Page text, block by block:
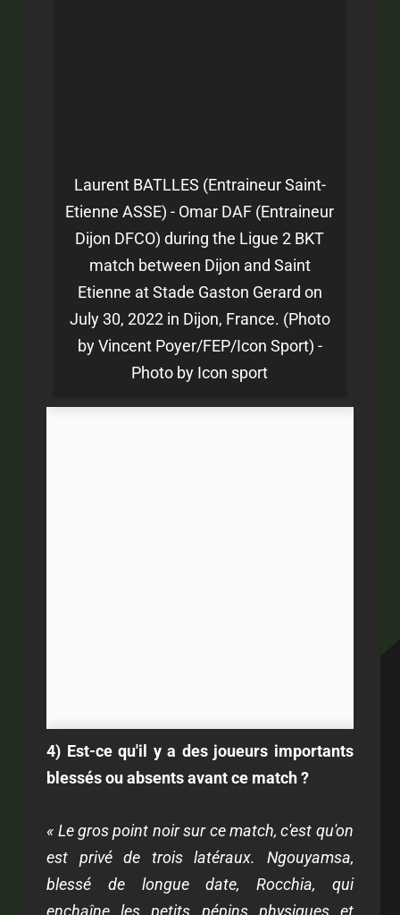
Laurent BATLLES (Entraineur Saint-
Etienne ASSE) - Omar DAF (Entraineur
Dijon DFCO) during the Ligue 2 BKT
match between Dijon and Saint
Etienne at Stade Gaston Gerard on
July 30, 2022 in Dijon, France. (Photo
by Vincent Poyer/FEP/Icon Sport) -
Photo by Icon sport
4) Est-ce qu'il y a des joueurs importants
blessés ou absents avant ce match ?
« Le gros point noir sur ce match, c'est qu'on
est privé de trois latéraux. Ngouyamsa,
blessé de longue date, Rocchia, qui
enchaîne les petits pépins physiques et